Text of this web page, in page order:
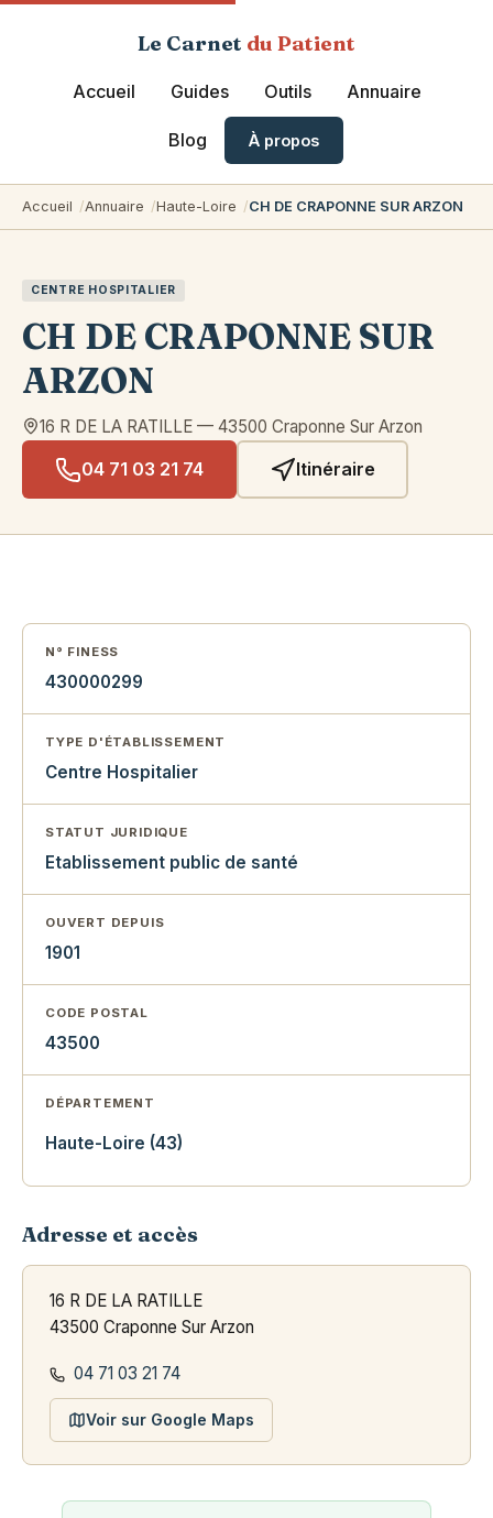
Le Carnet du Patient
Accueil Guides Outils Annuaire
Blog À propos
Accueil Annuaire Haute-Loire CH DE CRAPONNE SUR ARZON
CENTRE HOSPITALIER
CH DE CRAPONNE SUR
ARZON
16 R DE LA RATILLE — 43500 Craponne Sur Arzon
04 71 03 21 74 Itinéraire
N° FINESS
430000299
TYPE D'ÉTABLISSEMENT
Centre Hospitalier
STATUT JURIDIQUE
Etablissement public de santé
OUVERT DEPUIS
1901
CODE POSTAL
43500
DÉPARTEMENT
Haute-Loire (43)
Adresse et accès
16 R DE LA RATILLE
43500 Craponne Sur Arzon
04 71 03 21 74
Voir sur Google Maps